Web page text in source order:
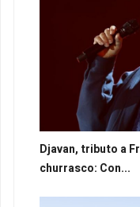
Djavan, tributo a
churrasco: Con...